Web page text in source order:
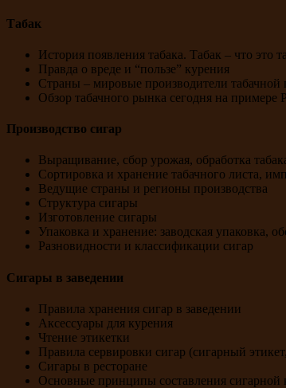
Табак
История появления табака. Табак – что это
Правда о вреде и “пользе” курения
Страны – мировые производители
Обзор табачного рынка сегодня на
Производство сигар
Выращивание, сбор урожая, обработка
Сортировка и хранение табачного листа,
Ведущие страны и регионы производства
Структура сигары
Изготовление сигары
Упаковка и хранение: заводская упаковка,
Разновидности и классификации сигар
Сигары в заведении
Правила хранения сигар в заведении
Аксессуары для курения
Чтение этикетки
Правила сервировки сигар (сигарный
Сигары в ресторане
Основные принципы составления сигарной